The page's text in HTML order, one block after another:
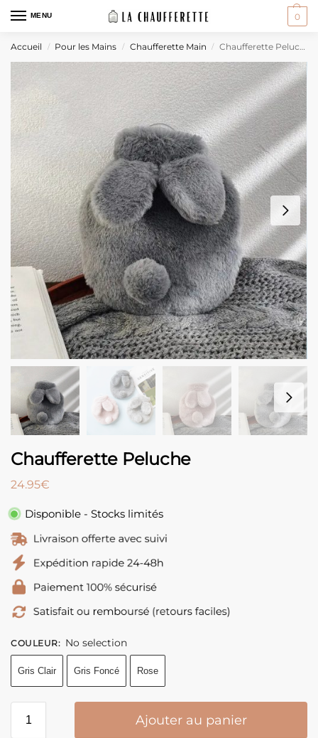
MENU 0
Accueil / Pour les Mains / Chaufferette Main / Chaufferette Peluche
Chaufferette Peluche
24.95€
Disponible - Stocks limités
COULEUR: No selection
Gris Clair Gris Foncé Rose
Ajouter au panier